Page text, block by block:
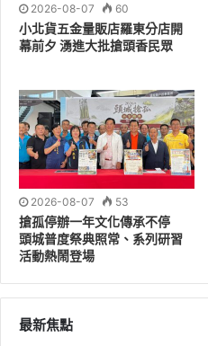
2026-08-07 60
小北貨五金量販店羅東分店開
幕前夕 湧進大批搶頭香民眾
2026-08-07 53
搶孤停辦一年文化傳承不停
頭城普度祭典照常、系列研習
活動熱鬧登場
最新焦點